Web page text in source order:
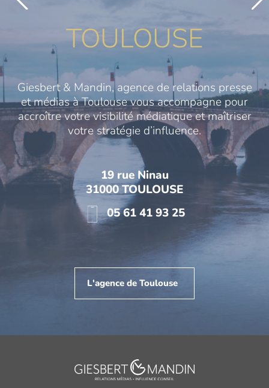
TOULOUSE
Giesbert & Mandin, agence de relations presse
et médias à Toulouse vous accompagne pour
accroître votre visibilité médiatique et maîtriser
votre stratégie d’influence.
19 rue Ninau
31000 TOULOUSE
05 61 41 93 25
L'agence de Toulouse